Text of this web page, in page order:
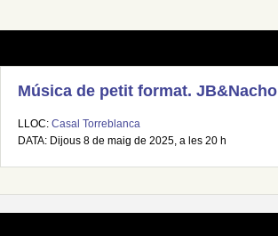
Música de petit format. JB&Nacho
LLOC: Casal Torreblanca
DATA: Dijous 8 de maig de 2025, a les 20 h